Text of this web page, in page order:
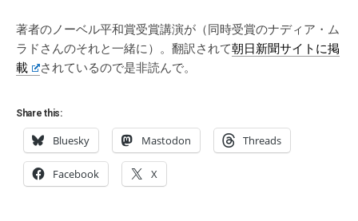
著者のノーベル平和賞受賞講演が（同時受賞のナディア・ム
ラドさんのそれと一緒に）。翻訳されて朝日新聞サイトに掲
載
されているので是非読んで。
Share this:
Bluesky Mastodon Threads
Facebook X